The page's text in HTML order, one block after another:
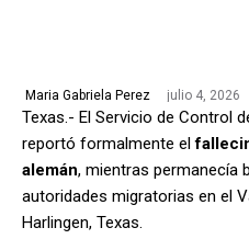
Maria Gabriela Perez julio 4, 2026
Texas.- El Servicio de Control
reportó formalmente el
alemán, mientras permanecía
autoridades migratorias en el
Harlingen, Texas.